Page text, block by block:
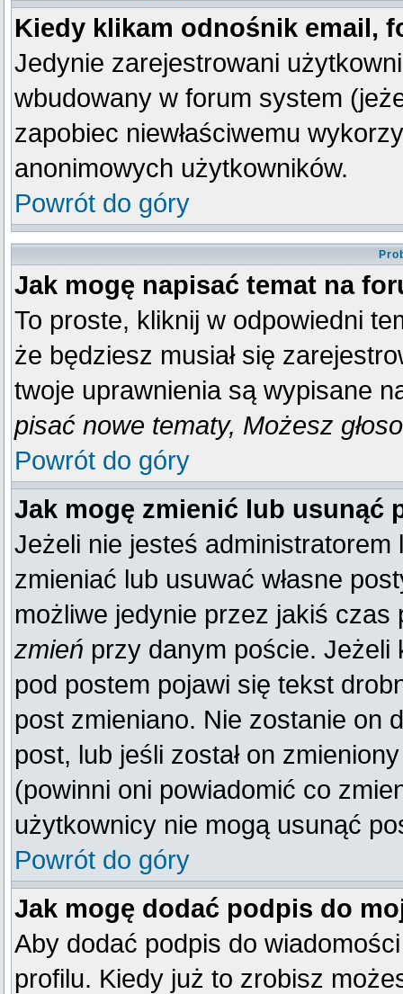
Kiedy klikam odnośnik email,
Jedynie zarejestrowani
wbudowany w forum system
zapobiec niewłaściwemu
anonimowych użytkowników.
Powrót do góry
Jak mogę napisać temat na
To proste, kliknij w odpowiedni
że będziesz musiał się
twoje uprawnienia są wypisane
pisać nowe tematy, Możesz
Powrót do góry
Jak mogę zmienić lub usunąć
Jeżeli nie jesteś
zmieniać lub usuwać własne
możliwe jedynie przez jakiś
zmień przy danym poście. Jeżeli
pod postem pojawi się tekst
post zmieniano. Nie zostanie on
post, lub jeśli został on
(powinni oni powiadomić co
użytkownicy nie mogą usunąć
Powrót do góry
Jak mogę dodać podpis do
Aby dodać podpis do
profilu. Kiedy już to zrobisz